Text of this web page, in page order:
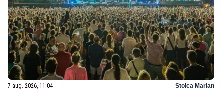
7 aug. 2026, 11:04 Stoica Marian